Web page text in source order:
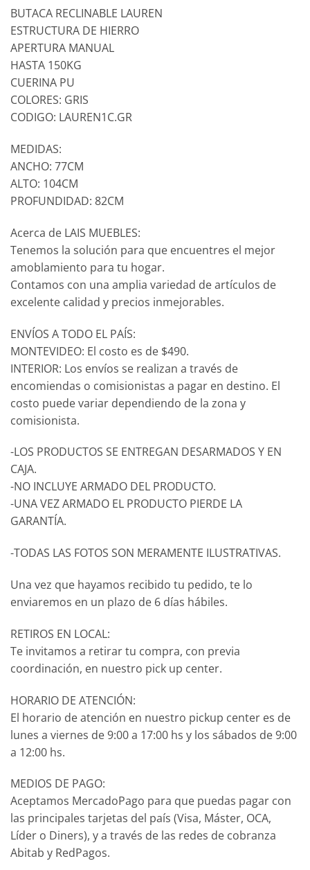
BUTACA RECLINABLE LAUREN
ESTRUCTURA DE HIERRO
APERTURA MANUAL
HASTA 150KG
CUERINA PU
COLORES: GRIS
CODIGO: LAUREN1C.GR
MEDIDAS:
ANCHO: 77CM
ALTO: 104CM
PROFUNDIDAD: 82CM
Acerca de LAIS MUEBLES:
Tenemos la solución para que encuentres el mejor
amoblamiento para tu hogar.
Contamos con una amplia variedad de artículos de
excelente calidad y precios inmejorables.
ENVÍOS A TODO EL PAÍS:
MONTEVIDEO: El costo es de $490.
INTERIOR: Los envíos se realizan a través de
encomiendas o comisionistas a pagar en destino. El
costo puede variar dependiendo de la zona y
comisionista.
-LOS PRODUCTOS SE ENTREGAN DESARMADOS Y EN
CAJA.
-NO INCLUYE ARMADO DEL PRODUCTO.
-UNA VEZ ARMADO EL PRODUCTO PIERDE LA
GARANTÍA.
-TODAS LAS FOTOS SON MERAMENTE ILUSTRATIVAS.
Una vez que hayamos recibido tu pedido, te lo
enviaremos en un plazo de 6 días hábiles.
RETIROS EN LOCAL:
Te invitamos a retirar tu compra, con previa
coordinación, en nuestro pick up center.
HORARIO DE ATENCIÓN:
El horario de atención en nuestro pickup center es de
lunes a viernes de 9:00 a 17:00 hs y los sábados de 9:00
a 12:00 hs.
MEDIOS DE PAGO:
Aceptamos MercadoPago para que puedas pagar con
las principales tarjetas del país (Visa, Máster, OCA,
Líder o Diners), y a través de las redes de cobranza
Abitab y RedPagos.